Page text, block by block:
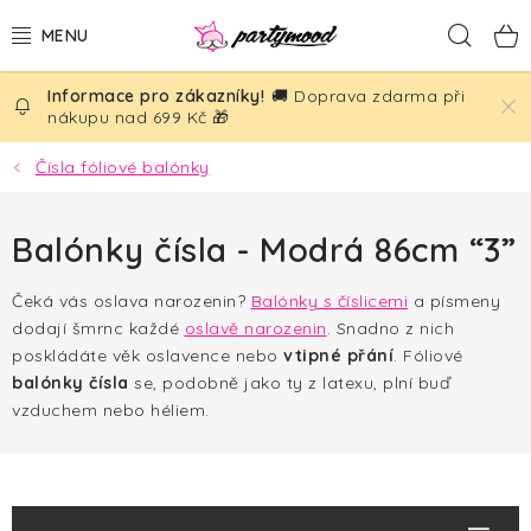
na
BALÓNKY
PÁRTY DEKORACE
TÉMATA
NAROZENINY
SVATBA
🚚 Doprava zdarma při
nákupu nad 699 Kč 🎁
Čísla fóliové balónky
Balónky čísla - Modrá 86cm “3”
Čeká vás oslava narozenin? Balónky s číslicemi a písmeny
dodají šmrnc každé oslavě narozenin. Snadno z nich
poskládáte věk oslavence nebo vtipné přání. Fóliové
balónky čísla se, podobně jako ty z latexu, plní buď
vzduchem nebo héliem.